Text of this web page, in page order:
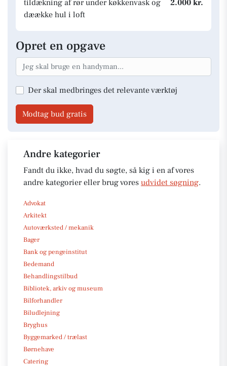
tildækning af rør under køkkenvask og
dæække hul i loft
2.000 kr.
Opret en opgave
Der skal medbringes det relevante værktøj
Modtag bud gratis
Andre kategorier
Fandt du ikke, hvad du søgte, så kig i en af vores
andre kategorier eller brug vores udvidet søgning.
Advokat
Arkitekt
Autoværksted / mekanik
Bager
Bank og pengeinstitut
Bedemand
Behandlingstilbud
Bibliotek, arkiv og museum
Bilforhandler
Biludlejning
Bryghus
Byggemarked / trælast
Børnehave
Catering